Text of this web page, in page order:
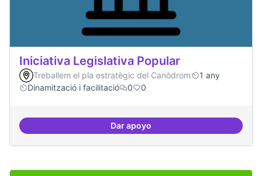
Iniciativa Legislativa Popular
Treballem el pla estratègic del Canòdrom
1 any
Dinamització i facilitació
0 0
Dar apoyoIniciativa Legislativa Popular